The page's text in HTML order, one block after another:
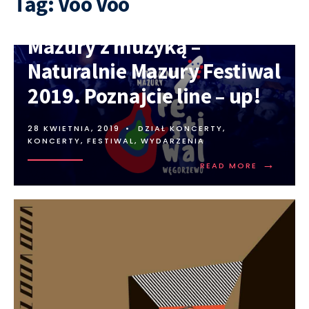
Mazury z muzyką –
Naturalnie Mazury Festiwal
2019. Poznajcie line – up!
28 KWIETNIA, 2019 • DZIAŁ KONCERTY,
KONCERTY, FESTIWAL, WYDARZENIA
READ MORE →